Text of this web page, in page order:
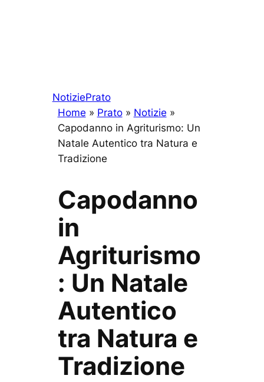
NotiziePrato
Home » Prato» Notizie »
Capodanno in Agriturismo: Un
Natale Autentico tra Natura e
Tradizione
Capodanno
in
Agriturismo
: Un Natale
Autentico
tra Natura e
Tradizione